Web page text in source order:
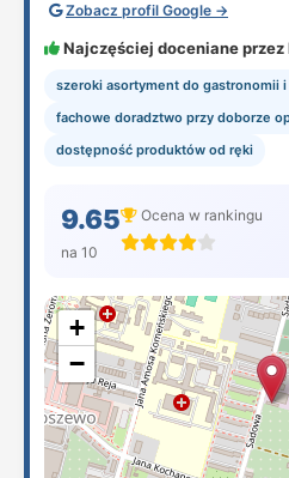
Zobacz profil Google →
Najczęściej doceniane
szeroki asortyment do gastronomii i
fachowe doradztwo przy doborze
dostępność produktów od ręki
9.65
na 10
Ocena w rankingu
+
−